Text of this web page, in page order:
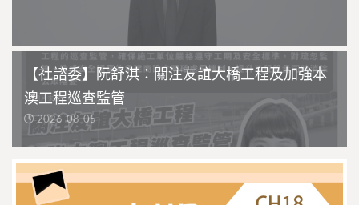
【社諮委】阮舒淇：關注友誼大橋工程及加強本
澳工程巡查監管
2026-08-05